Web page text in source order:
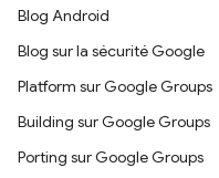
Blog Android
Blog sur la sécurité Google
Platform sur Google Groups
Building sur Google Groups
Porting sur Google Groups